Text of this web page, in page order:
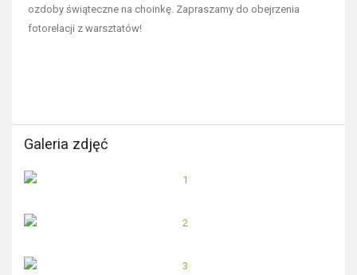
ozdoby świąteczne na choinkę. Zapraszamy do obejrzenia
fotorelacji z warsztatów!
Galeria zdjęć